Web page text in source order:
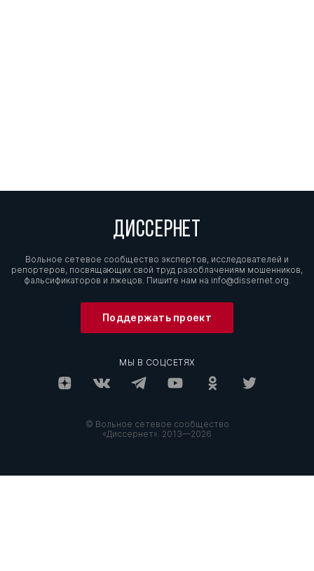
ДИССЕРНЕТ
Вольное сетевое сообщество экспертов, исследователей и
репортеров, посвящающих свой труд разоблачениям мошенников,
фальсификаторов и лжецов. Пишите нам на info@dissernet.org.
Поддержать проект
МЫ В СОЦСЕТЯХ
© Вольное сетевое сообщество
«Диссернет». 2013—2026